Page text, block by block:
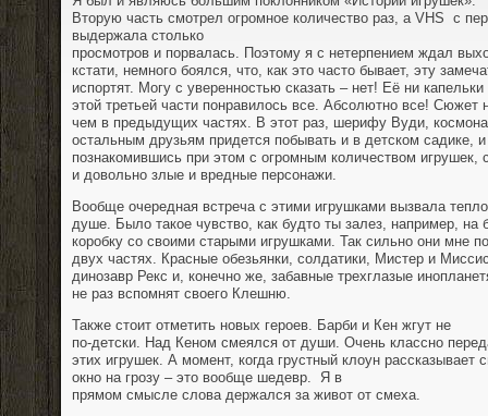
Вторую часть смотрел огромное количество раз, а VHS с
выдержала столько
просмотров и порвалась. Поэтому я с нетерпением ждал
кстати, немного боялся, что, как это часто бывает, эту
испортят. Могу с уверенностью сказать – нет! Её ни
этой третьей части понравилось все. Абсолютно все! Сюжет
чем в предыдущих частях. В этот раз, шерифу Вуди,
остальным друзьям придется побывать и в детском садике,
познакомившись при этом с огромным количеством игрушек,
и довольно злые и вредные персонажи.
Вообще очередная встреча с этими игрушками вызвала
душе. Было такое чувство, как будто ты залез, например, на
коробку со своими старыми игрушками. Так сильно они мне
двух частях. Красные обезьянки, солдатики, Мистер и
динозавр Рекс и, конечно же, забавные трехглазые
не раз вспомнят своего Клешню.
Также стоит отметить новых героев. Барби и Кен жгут не
по-детски. Над Кеном смеялся от души. Очень классно
этих игрушек. А момент, когда грустный клоун рассказывает
окно на грозу – это вообще шедевр.
Я в
прямом смысле слова держался за живот от смеха.